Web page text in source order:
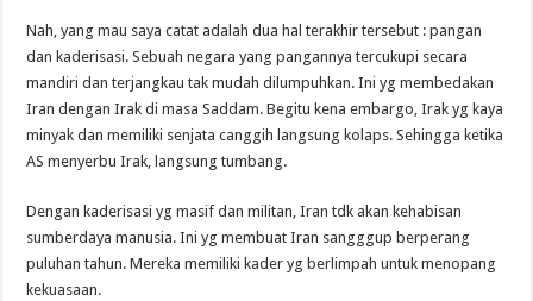
Nah, yang mau saya catat adalah dua hal terakhir tersebut : pangan
dan kaderisasi. Sebuah negara yang pangannya tercukupi secara
mandiri dan terjangkau tak mudah dilumpuhkan. Ini yg membedakan
Iran dengan Irak di masa Saddam. Begitu kena embargo, Irak yg kaya
minyak dan memiliki senjata canggih langsung kolaps. Sehingga ketika
AS menyerbu Irak, langsung tumbang.
Dengan kaderisasi yg masif dan militan, Iran tdk akan kehabisan
sumberdaya manusia. Ini yg membuat Iran sangggup berperang
puluhan tahun. Mereka memiliki kader yg berlimpah untuk menopang
kekuasaan.